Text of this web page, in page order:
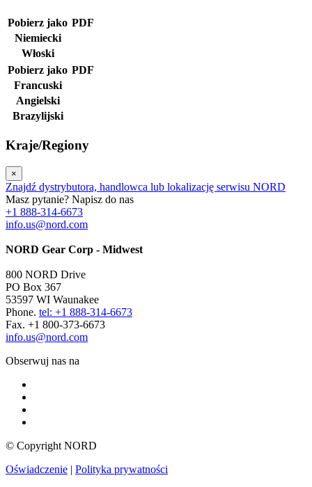
Pobierz jako PDF
Niemiecki
Włoski
Pobierz jako PDF
Francuski
Angielski
Brazylijski
Kraje/Regiony
×
Znajdź dystrybutora, handlowca lub lokalizację serwisu NORD
Masz pytanie? Napisz do nas
+1 888-314-6673
info.us@nord.com
NORD Gear Corp - Midwest
800 NORD Drive
PO Box 367
53597 WI Waunakee
Phone. tel: +1 888-314-6673
Fax. +1 800-373-6673
info.us@nord.com
Obserwuj nas na
© Copyright NORD
Oświadczenie | Polityka prywatności